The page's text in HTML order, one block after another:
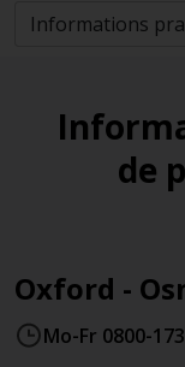
de
Oxford -
Mo-Fr 0800-